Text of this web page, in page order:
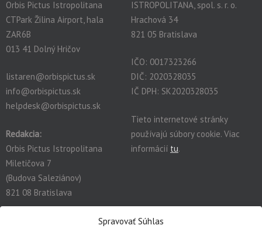
Spravovať Súhlas
Orbis Pictus Istropolitana
CTPark Žilina Airport, hala
ZAR6B
013 41 Dolný Hričov
listaren@orbispictus.sk
info@orbispictus.sk
helpdesk@orbispictus.sk
Redakcia:
Orbis Pictus Istropolitana
Miletičova 7
(Budova Saleziánov)
821 08 Bratislava
ISTROPOLITANA, spol. s. r. o.
Hrachová 34
821 05 Bratislava
IČO: 0017323266
DIČ: 2020328035
IČ DPH: SK2020328035
Tieto internetové stránky
používajú súbory cookie. Viac
informácií tu.